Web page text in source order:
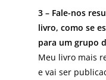
3 – Fale-nos
livro, como se
para um grupo
Meu livro mais
e vai ser